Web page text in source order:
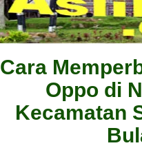
Cara
Oppo di
Kecamatan